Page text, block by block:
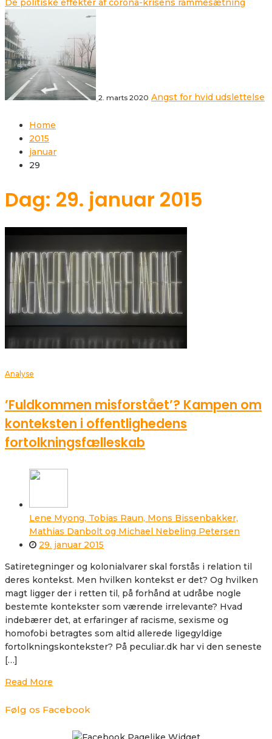
De politiske effekter af corona-krisens rammesætning
2. marts 2020 Angst for hvid udslettelse
Home
2015
januar
29
Dag: 29. januar 2015
Analyse
’Fuldkommen misforstået’? Kampen om
konteksten i offentlighedens
fortolkningsfælleskab
Lene Myong, Tobias Raun, Mons Bissenbakker,
Mathias Danbolt og Michael Nebeling Petersen
29. januar 2015
Satiretegninger og kolonialvarer skal forstås i relation til
deres kontekst. Men hvilken kontekst er det? Og hvilken
magt ligger der i retten til, på forhånd at udråbe nogle
bestemte kontekster som værende irrelevante? Hvad
indebærer det, at erfaringer af racisme, sexisme og
homofobi betragtes som altid allerede ligegyldige
fortolkningskontekster? På peculiar.dk har vi den seneste
[…]
Read More
Følg os Facebook